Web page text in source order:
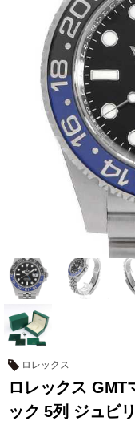
全てのブランドを見
る
オーデマピゲ
ロレックス
ロレックス GMT
ック 5列 ジュビ